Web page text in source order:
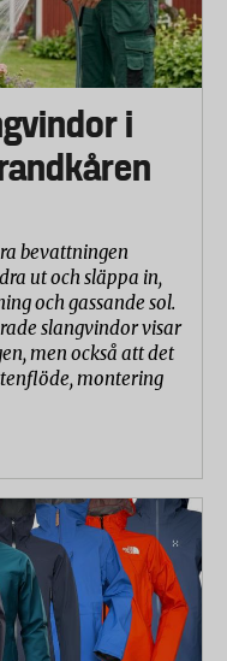
i
bevattningen
ut och släppa in,
och gassande sol.
slangvindor visar
men också att det
montering